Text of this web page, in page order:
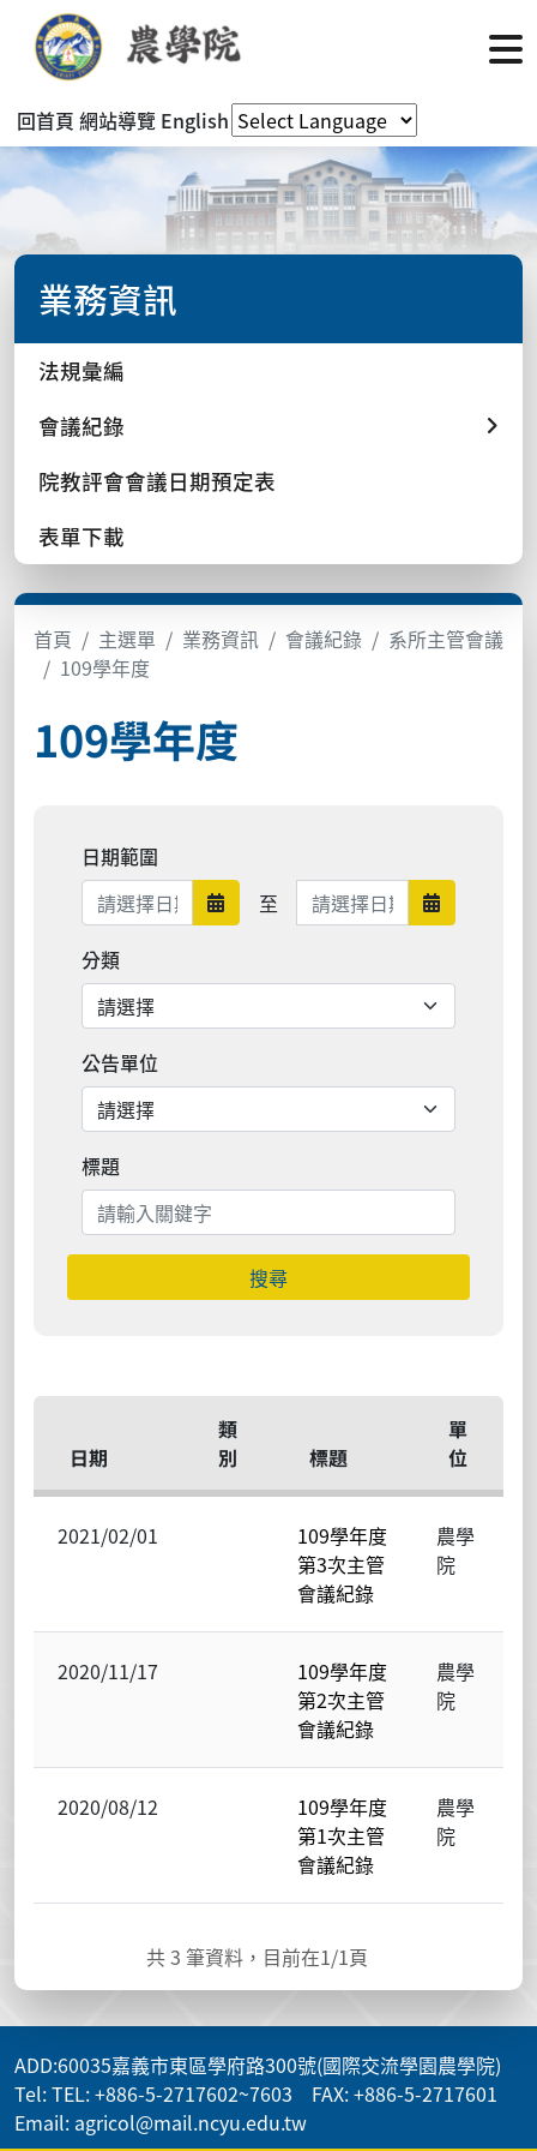
回首頁 網站導覽 English
業務資訊
法規彙編
會議紀錄
院教評會會議日期預定表
表單下載
首頁 主選單 業務資訊 會議紀錄
系所主管會議
109學年度
109學年度
日期範圍
日期範圍開始
至 日期範圍結束 日期範圍
分類
公告單位
標題
搜尋
日期
類
別
標題
單
位
2021/02/01
109學年度
第3次主管
會議紀錄
農學
院
2020/11/17
109學年度
第2次主管
會議紀錄
農學
院
2020/08/12
109學年度
第1次主管
會議紀錄
農學
院
共3 筆資料，目前在1/1頁
ADD:60035嘉義市東區學府路300號(國際交流學園農學院)
Tel: TEL: +886-5-2717602~7603 FAX: +886-5-2717601
Email: agricol@mail.ncyu.edu.tw